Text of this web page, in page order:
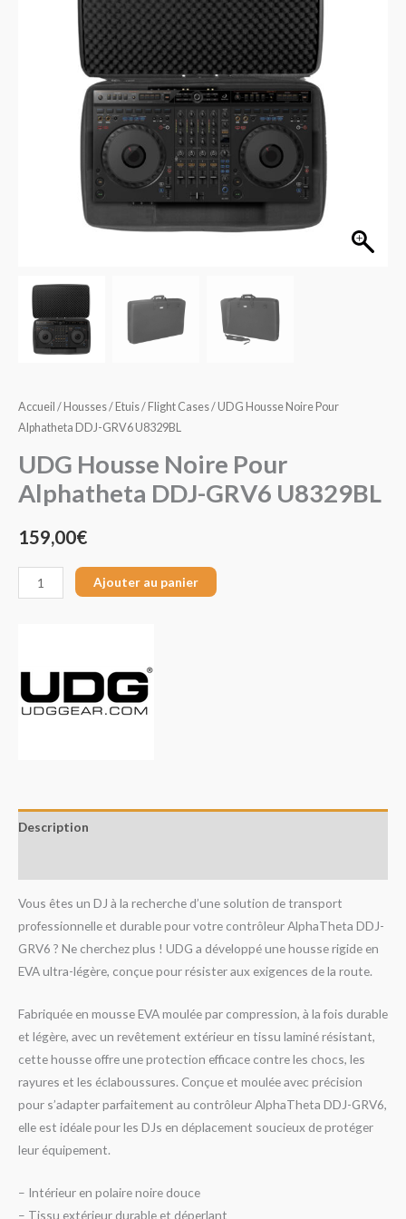
Accueil / Housses / Etuis / Flight Cases/ UDG Housse Noire Pour
Alphatheta DDJ-GRV6 U8329BL
UDG Housse Noire Pour
Alphatheta DDJ-GRV6 U8329BL
159,00€
Alphatheta
Ajouter au panier
Description
Vous êtes un DJ à la recherche d’une solution de transport
professionnelle et durable pour votre contrôleur AlphaTheta DDJ-
GRV6 ? Ne cherchez plus ! UDG a développé une housse rigide en
EVA ultra-légère, conçue pour résister aux exigences de la route.
Fabriquée en mousse EVA moulée par compression, à la fois durable
et légère, avec un revêtement extérieur en tissu laminé résistant,
cette housse offre une protection efficace contre les chocs, les
rayures et les éclaboussures. Conçue et moulée avec précision
pour s’adapter parfaitement au contrôleur AlphaTheta DDJ-GRV6,
elle est idéale pour les DJs en déplacement soucieux de protéger
leur équipement.
– Intérieur en polaire noire douce
– Tissu extérieur durable et déperlant